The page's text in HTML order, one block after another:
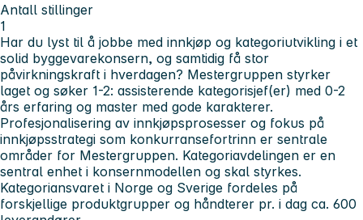
Antall stillinger
1
Har du lyst til å jobbe med innkjøp og kategoriutvikling i et
solid byggevarekonsern, og samtidig få stor
påvirkningskraft i hverdagen? Mestergruppen styrker
laget og søker 1-2: assisterende kategorisjef(er) med 0-2
års erfaring og master med gode karakterer.
Profesjonalisering av innkjøpsprosesser og fokus på
innkjøpsstrategi som konkurransefortrinn er sentrale
områder for Mestergruppen. Kategoriavdelingen er en
sentral enhet i konsernmodellen og skal styrkes.
Kategoriansvaret i Norge og Sverige fordeles på
forskjellige produktgrupper og håndterer pr. i dag ca. 600